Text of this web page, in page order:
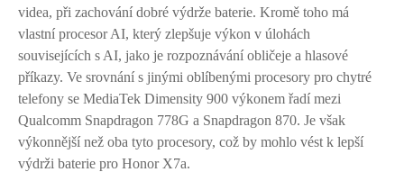
videa, při zachování dobré výdrže baterie. Kromě toho má
vlastní procesor AI, který zlepšuje výkon v úlohách
souvisejících s AI, jako je rozpoznávání obličeje a hlasové
příkazy. Ve srovnání s jinými oblíbenými procesory pro chytré
telefony se MediaTek Dimensity 900 výkonem řadí mezi
Qualcomm Snapdragon 778G a Snapdragon 870. Je však
výkonnější než oba tyto procesory, což by mohlo vést k lepší
výdrži baterie pro Honor X7a.